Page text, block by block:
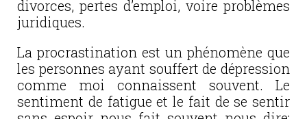
divorces, pertes d’emploi, voire problèmes
juridiques.
La procrastination est un phénomène que
les personnes ayant souffert de dépression
comme moi connaissent souvent. Le
sentiment de fatigue et le fait de se sentir